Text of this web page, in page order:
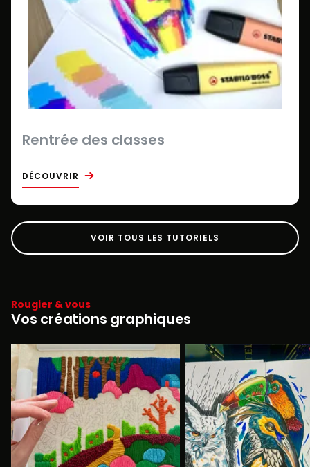
Rentrée des classes
DÉCOUVRIR
VOIR TOUS LES TUTORIELS
Rougier & vous
Vos créations graphiques